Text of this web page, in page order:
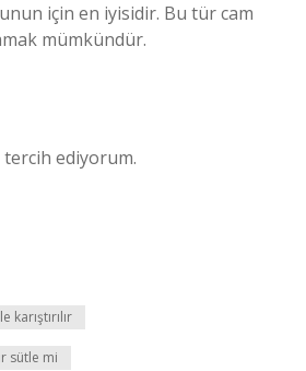
için en iyisidir. Bu tür cam
mümkündür.
ediyorum.
karıştırılır
sütle mi